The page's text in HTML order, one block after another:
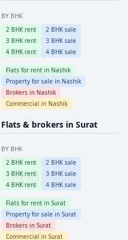
BY BHK
2 BHK rent 2 BHK sale
3 BHK rent 3 BHK sale
4 BHK rent 4 BHK sale
Flats for rent in Nashik
Property for sale in Nashik
Brokers in Nashik
Commercial in Nashik
Flats & brokers in Surat
BY BHK
2 BHK rent 2 BHK sale
3 BHK rent 3 BHK sale
4 BHK rent 4 BHK sale
Flats for rent in Surat
Property for sale in Surat
Brokers in Surat
Commercial in Surat